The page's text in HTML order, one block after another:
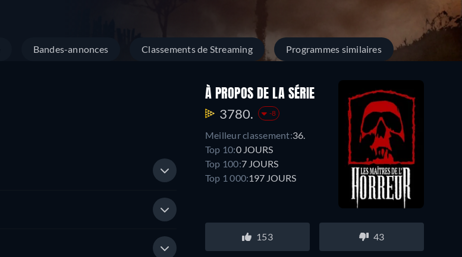
Bandes-annonces Classements de Streaming Programmes similaires
À PROPOS DE LA SÉRIE
3780. -8
Meilleur classement:36.
Top 10:0 JOURS
Top 100:7 JOURS
Top 1 000:197 JOURS
153 43